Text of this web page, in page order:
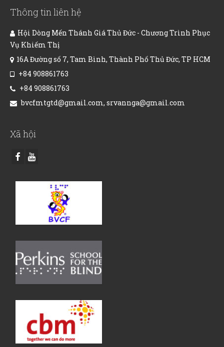
Thông tin liên hệ
Hội Dòng Mến Thánh Giá Thủ Đức - Chương Trình Phục
Vụ Khiếm Thị
16A Đường số 7, Tam Bình, Thành Phố Thủ Đức, TP HCM
+84 908861763
+84 908861763
bvcfmtgtd@gmail.com, srvannga@gmail.com
Xã hội